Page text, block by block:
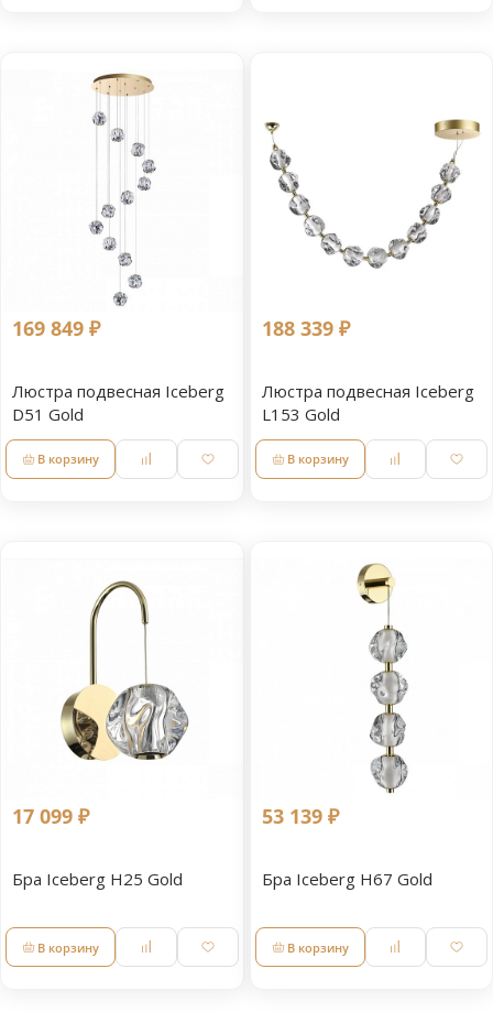
169 849 ₽
Люстра подвесная Iceberg
D51 Gold
В корзину
188 339 ₽
Люстра подвесная Iceberg
L153 Gold
В корзину
17 099 ₽
Бра Iceberg Н25 Gold
В корзину
53 139 ₽
Бра Iceberg Н67 Gold
В корзину